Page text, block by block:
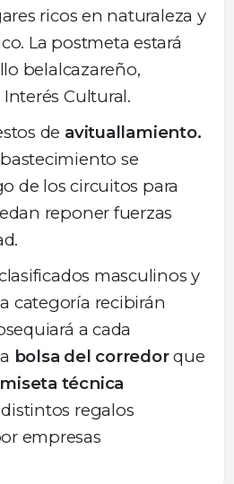
ricos en naturaleza y
La postmeta estará
belalcazareño,
Cultural.
de avituallamiento.
se
de los circuitos para
reponer fuerzas
masculinos y
categoría recibirán
a cada
bolsa del corredorque
técnica
regalos
empresas